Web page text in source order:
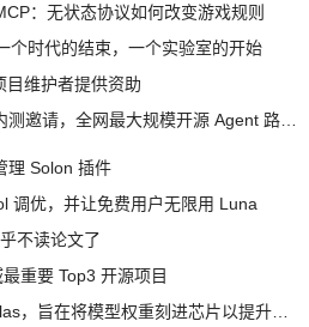
：无状态协议如何改变游戏规则
个时代的结束，一个实验室的开始
目维护者提供资助
理 Solon 插件
调优，并让免费用户无限用 Luna
不读论文了
重要 Top3 开源项目